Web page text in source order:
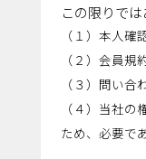
この限りでは
（１）本人確
（２）会員
（３）問い合
（４）当社
ため、必要で